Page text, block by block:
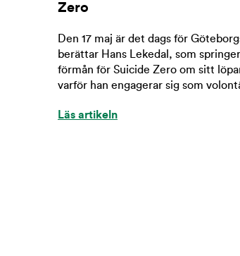
Zero
Den 17 maj är det dags för
berättar Hans Lekedal, som
förmån för Suicide Zero om sitt
varför han engagerar sig som
Läs artikeln